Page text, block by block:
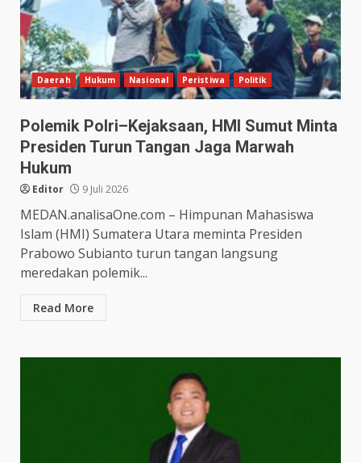
Daerah Hukum Nasional Peristiwa Politik
Polemik Polri–Kejaksaan, HMI Sumut Minta
Presiden Turun Tangan Jaga Marwah
Hukum
Editor 9 Juli 2026
MEDAN.analisaOne.com – Himpunan Mahasiswa
Islam (HMI) Sumatera Utara meminta Presiden
Prabowo Subianto turun tangan langsung
meredakan polemik...
Read More